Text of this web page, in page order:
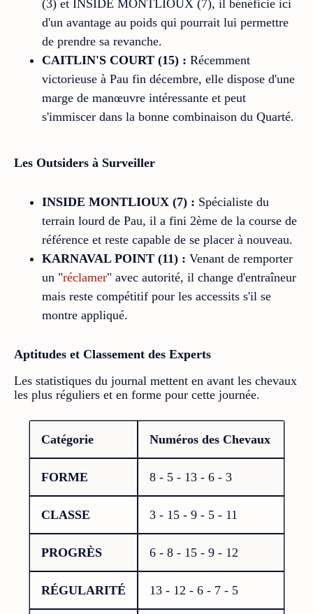
(3) et INSIDE MONTLIOUX (7), il bénéficie ici
d'un avantage au poids qui pourrait lui permettre
de prendre sa revanche.
CAITLIN'S COURT (15) : Récemment
victorieuse à Pau fin décembre, elle dispose d'une
marge de manœuvre intéressante et peut
s'immiscer dans la bonne combinaison du Quarté.
Les Outsiders à Surveiller
INSIDE MONTLIOUX (7) : Spécialiste du
terrain lourd de Pau, il a fini 2ème de la course de
référence et reste capable de se placer à nouveau.
KARNAVAL POINT (11) : Venant de remporter
un "réclamer" avec autorité, il change d'entraîneur
mais reste compétitif pour les accessits s'il se
montre appliqué.
Aptitudes et Classement des Experts
Les statistiques du journal mettent en avant les chevaux
les plus réguliers et en forme pour cette journée.
Catégorie Numéros des Chevaux
FORME 8 - 5 - 13 - 6 - 3
CLASSE 3 - 15 - 9 - 5 - 11
PROGRÈS 6 - 8 - 15 - 9 - 12
RÉGULARITÉ 13 - 12 - 6 - 7 - 5